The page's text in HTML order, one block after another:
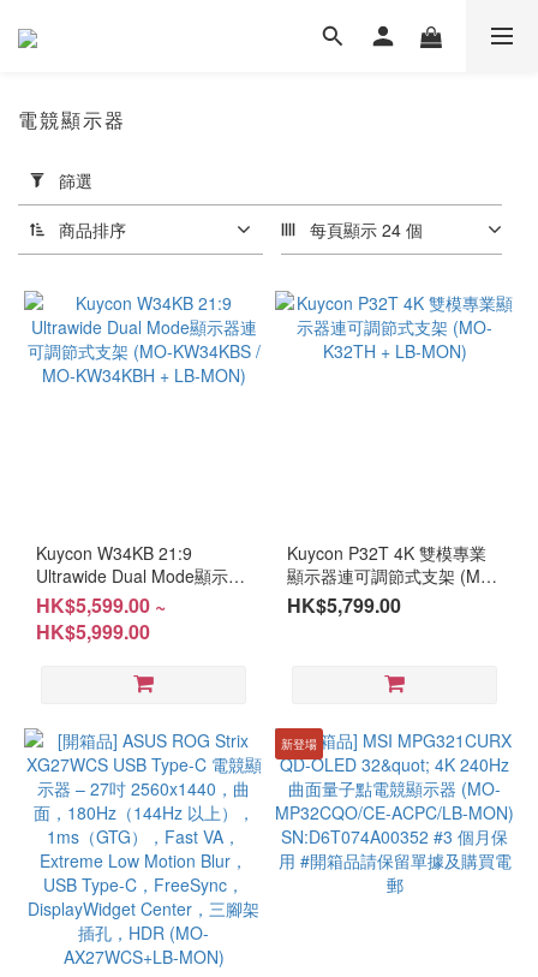
用
篩
選
(0/20)
尺
吋
≤
26"
(7)
度
≥UHD
(6)
≥QHD
(14)
FHD
(4)
電競顯示器
篩選
商品排序 每頁顯示 24 個
Kuycon W34KB 21:9
Ultrawide Dual Mode顯示器
連可調節式支架 (MO-
KW34KBS / MO-KW34KBH
+ LB-MON)
HK$5,599.00 ~
HK$5,999.00
Kuycon P32T 4K 雙模專業
顯示器連可調節式支架 (MO-
K32TH + LB-MON)
HK$5,799.00
新登場